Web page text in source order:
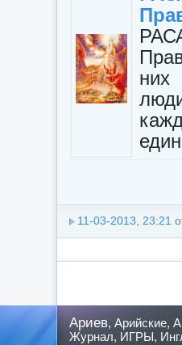
них
11-03-2013, 23:21
Ариев, Арийские,
Журнал, ИГРЫ,